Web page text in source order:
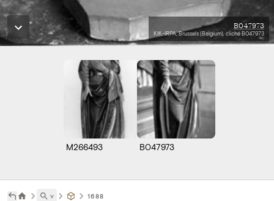
B047973
KIK-IRPA, Brussels (Belgium), cliché B047973
M266493 B047973
˅ 1688